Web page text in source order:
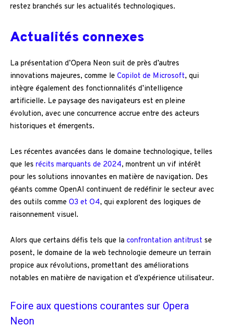
restez branchés sur les actualités technologiques.
Actualités connexes
La présentation d’Opera Neon suit de près d’autres
innovations majeures, comme le Copilot de Microsoft, qui
intègre également des fonctionnalités d’intelligence
artificielle. Le paysage des navigateurs est en pleine
évolution, avec une concurrence accrue entre des acteurs
historiques et émergents.
Les récentes avancées dans le domaine technologique, telles
que les récits marquants de 2024, montrent un vif intérêt
pour les solutions innovantes en matière de navigation. Des
géants comme OpenAI continuent de redéfinir le secteur avec
des outils comme O3 et O4, qui explorent des logiques de
raisonnement visuel.
Alors que certains défis tels que la confrontation antitrust se
posent, le domaine de la web technologie demeure un terrain
propice aux révolutions, promettant des améliorations
notables en matière de navigation et d’expérience utilisateur.
Foire aux questions courantes sur Opera
Neon